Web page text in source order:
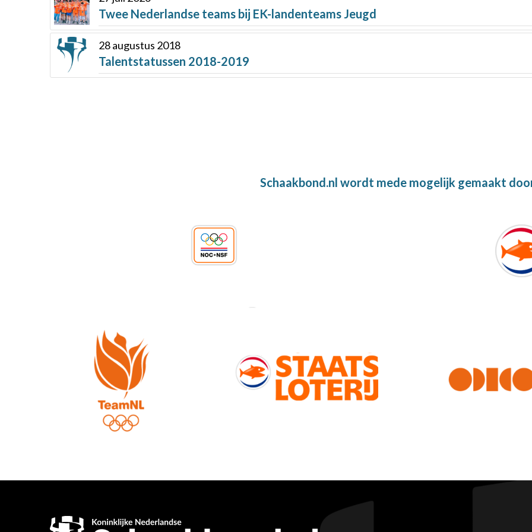
Twee Nederlandse teams bij EK-landenteams Jeugd
28 augustus 2018
Talentstatussen 2018-2019
Schaakbond.nl wordt mede mogelijk gemaakt